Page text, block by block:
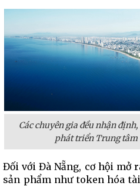
Các chuyên gia đều nhận
phát triển Trung tâm
Đối với Đà Nẵng, cơ hội mở
sản phẩm như token hóa